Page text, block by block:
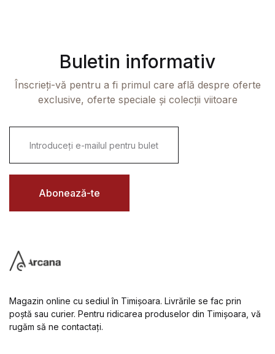
Buletin informativ
Înscrieți-vă pentru a fi primul care află despre oferte
exclusive, oferte speciale și colecții viitoare
i
l
Abonează-te
Magazin online cu sediul în Timișoara. Livrările se fac prin
poștă sau curier. Pentru ridicarea produselor din Timișoara, vă
rugăm să ne contactați.